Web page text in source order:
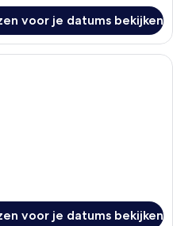
voor je datums bekijken
Een hotelkamer met een groot bed,
voor je datums bekijken